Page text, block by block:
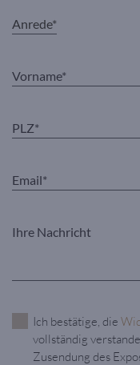
Ich bestätige, die
vollständig
Zusendung des